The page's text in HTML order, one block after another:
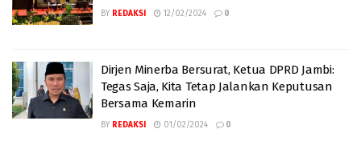
BY REDAKSI 12/02/2024 0
Dirjen Minerba Bersurat, Ketua DPRD Jambi:
Tegas Saja, Kita Tetap Jalankan Keputusan
Bersama Kemarin
BY REDAKSI 01/02/2024 0